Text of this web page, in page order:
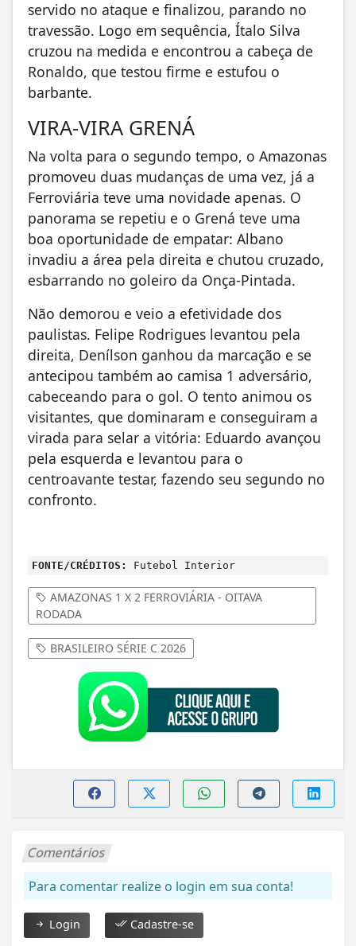
servido no ataque e finalizou, parando no
travessão. Logo em sequência, Ítalo Silva
cruzou na medida e encontrou a cabeça de
Ronaldo, que testou firme e estufou o
barbante.
VIRA-VIRA GRENÁ
Na volta para o segundo tempo, o Amazonas
promoveu duas mudanças de uma vez, já a
Ferroviária teve uma novidade apenas. O
panorama se repetiu e o Grená teve uma
boa oportunidade de empatar: Albano
invadiu a área pela direita e chutou cruzado,
esbarrando no goleiro da Onça-Pintada.
Não demorou e veio a efetividade dos
paulistas. Felipe Rodrigues levantou pela
direita, Denílson ganhou da marcação e se
antecipou também ao camisa 1 adversário,
cabeceando para o gol. O tento animou os
visitantes, que dominaram e conseguiram a
virada para selar a vitória: Eduardo avançou
pela esquerda e levantou para o
centroavante testar, fazendo seu segundo no
confronto.
FONTE/CRÉDITOS: Futebol Interior
AMAZONAS 1 X 2 FERROVIÁRIA - OITAVA
RODADA
BRASILEIRO SÉRIE C 2026
Comentários
Para comentar realize o login em sua conta!
Login Cadastre-se